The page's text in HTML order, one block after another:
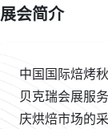
展会简介
中国国际焙烤
贝克瑞会展服
庆烘焙市场的